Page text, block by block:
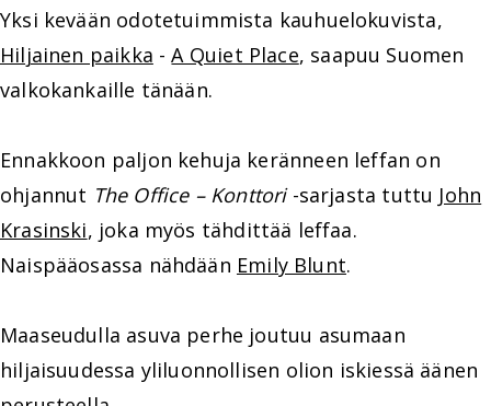
Yksi kevään odotetuimmista kauhuelokuvista,
Hiljainen paikka -A Quiet Place, saapuu Suomen
valkokankaille tänään.
Ennakkoon paljon kehuja keränneen leffan on
ohjannut The Office – Konttori-sarjasta tuttu John
Krasinski, joka myös tähdittää leffaa.
Naispääosassa nähdään Emily Blunt.
Maaseudulla asuva perhe joutuu asumaan
hiljaisuudessa yliluonnollisen olion iskiessä äänen